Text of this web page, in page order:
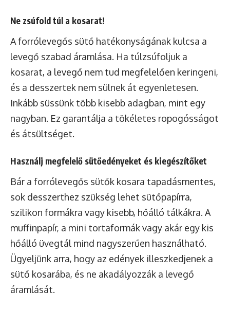
Ne zsúfold túl a kosarat!
A forrólevegős sütő hatékonyságának kulcsa a
levegő szabad áramlása. Ha túlzsúfoljuk a
kosarat, a levegő nem tud megfelelően keringeni,
és a desszertek nem sülnek át egyenletesen.
Inkább süssünk több kisebb adagban, mint egy
nagyban. Ez garantálja a tökéletes ropogósságot
és átsültséget.
Használj megfelelő sütőedényeket és kiegészítőket
Bár a forrólevegős sütők kosara tapadásmentes,
sok desszerthez szükség lehet sütőpapírra,
szilikon formákra vagy kisebb, hőálló tálkákra. A
muffinpapír, a mini tortaformák vagy akár egy kis
hőálló üvegtál mind nagyszerűen használható.
Ügyeljünk arra, hogy az edények illeszkedjenek a
sütő kosarába, és ne akadályozzák a levegő
áramlását.